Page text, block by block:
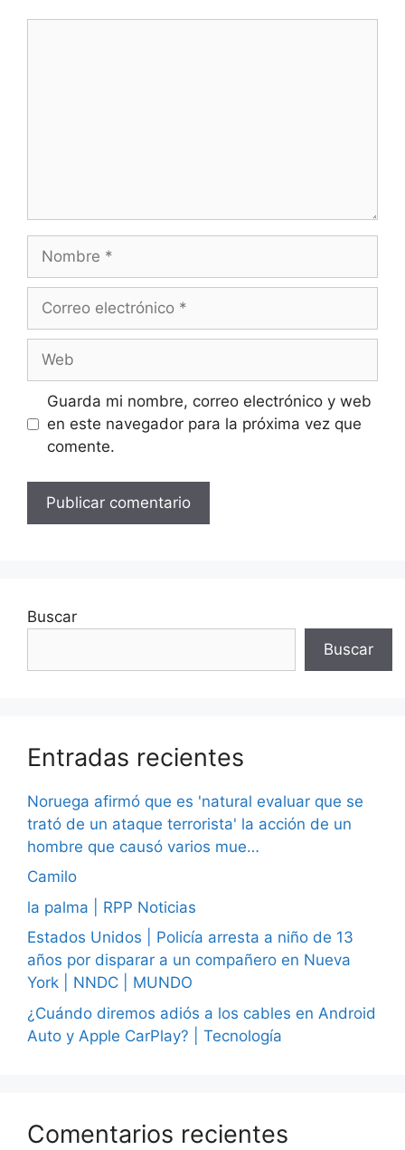
Nombre
Correo
Web
Guarda mi nombre, correo electrónico y web
en este navegador para la próxima vez que
comente.
Buscar
Buscar
Entradas recientes
Noruega afirmó que es 'natural evaluar que se
trató de un ataque terrorista' la acción de un
hombre que causó varios mue…
Camilo
la palma | RPP Noticias
Estados Unidos | Policía arresta a niño de 13
años por disparar a un compañero en Nueva
York | NNDC | MUNDO
¿Cuándo diremos adiós a los cables en Android
Auto y Apple CarPlay? | Tecnología
Comentarios recientes